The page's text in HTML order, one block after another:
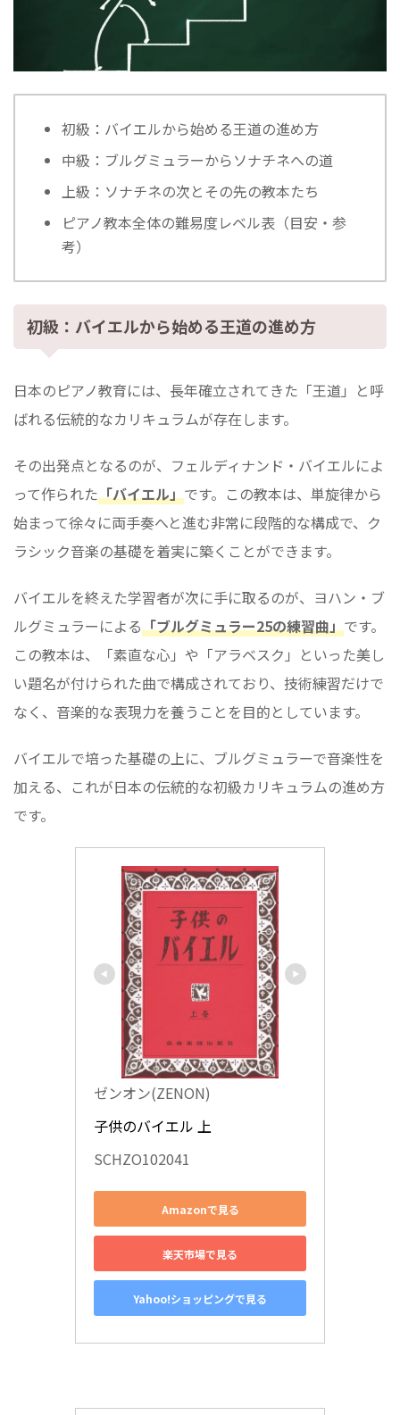
初級：バイエルから始める王道の進め方
中級：ブルグミュラーからソナチネへの道
上級：ソナチネの次とその先の教本たち
ピアノ教本全体の難易度レベル表（目安・参
考）
初級：バイエルから始める王道の進め方
日本のピアノ教育には、長年確立されてきた「王道」と呼
ばれる伝統的なカリキュラムが存在します。
その出発点となるのが、フェルディナンド・バイエルによ
って作られた「バイエル」です。この教本は、単旋律から
始まって徐々に両手奏へと進む非常に段階的な構成で、ク
ラシック音楽の基礎を着実に築くことができます。
バイエルを終えた学習者が次に手に取るのが、ヨハン・ブ
ルグミュラーによる「ブルグミュラー25の練習曲」です。
この教本は、「素直な心」や「アラベスク」といった美し
い題名が付けられた曲で構成されており、技術練習だけで
なく、音楽的な表現力を養うことを目的としています。
バイエルで培った基礎の上に、ブルグミュラーで音楽性を
加える、これが日本の伝統的な初級カリキュラムの進め方
です。
ゼンオン(ZENON)
子供のバイエル 上
SCHZO102041
Amazonで見る
楽天市場で見る
Yahoo!ショッピングで見る